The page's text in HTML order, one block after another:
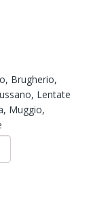
Brugherio,
Lentate
Muggio,